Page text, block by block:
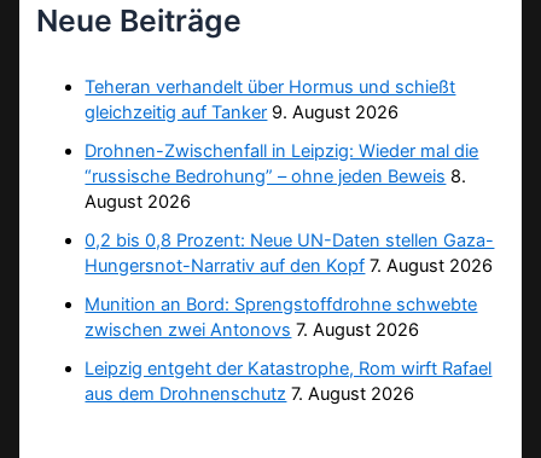
Neue Beiträge
Teheran verhandelt über Hormus und schießt
gleichzeitig auf Tanker 9. August 2026
Drohnen-Zwischenfall in Leipzig: Wieder mal die
“russische Bedrohung” – ohne jeden Beweis 8.
August 2026
0,2 bis 0,8 Prozent: Neue UN-Daten stellen Gaza-
Hungersnot-Narrativ auf den Kopf 7. August 2026
Munition an Bord: Sprengstoffdrohne schwebte
zwischen zwei Antonovs 7. August 2026
Leipzig entgeht der Katastrophe, Rom wirft Rafael
aus dem Drohnenschutz 7. August 2026